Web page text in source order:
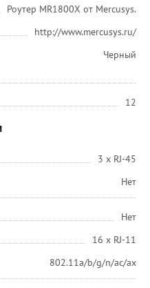
Роутер MR1800X от Mercusys.
http://www.mercusys.ru/
Черный
12
3 х RJ-45
Нет
Нет
16 x RJ-11
802.11a/b/g/n/ac/ax